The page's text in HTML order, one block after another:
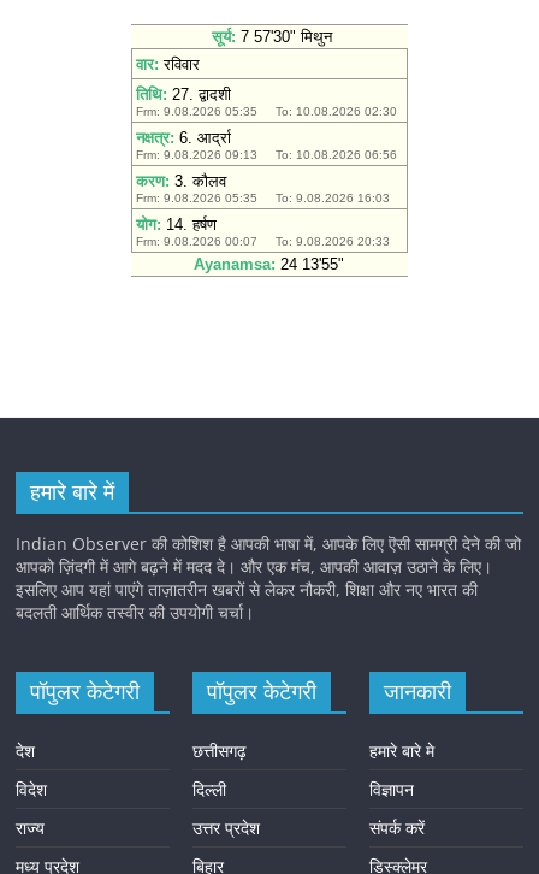
हमारे बारे में
Indian Observer की कोशिश है आपकी भाषा में, आपके लिए ऎसी सामग्री देने की जो
आपको ज़िंदगी में आगे बढ़ने में मदद दे। और एक मंच, आपकी आवाज़ उठाने के लिए।
इसलिए आप यहां पाएंगे ताज़ातरीन खबरों से लेकर नौकरी, शिक्षा और नए भारत की
बदलती आर्थिक तस्वीर की उपयोगी चर्चा।
पॉपुलर केटेगरी
देश
विदेश
राज्य
मध्य प्रदेश
पॉपुलर केटेगरी
छत्तीसगढ़
दिल्ली
उत्तर प्रदेश
बिहार
जानकारी
हमारे बारे मे
विज्ञापन
संपर्क करें
डिस्क्लेमर